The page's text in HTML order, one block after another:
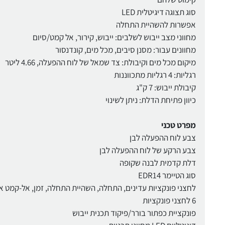
סוג תצוגה דיגיטלית LED
אפשרות להשהיית התחלה
מחווני מצב ייבוש לשלבים: ייבוש, קירור, אל קמט/סיום
מחוונים עבור: מסנן סיבים, מכל מים, קונדנסור
מיקום מכל מים וקיבולת: צד שמאל של לוח ההפעלה, 4.66 ליטר
רגליות: 4 רגליות מתכווננות
קיבולת ייבוש: 7 ק"ג
כיוון פתיחת הדלת: ניתן לשינוי
מפרט טכני
צבע לוח ההפעלה לבן
צבע הרקע של לוח ההפעלה לבן
דלת קדמית לבנה שקופה
סוג הטיימר EDR14
לחצני פונקציות עדינים, התחלה, השהיית התחלה, זמן, אל-קמט
6 לחצני פונקציות
פונקציית כפתור בורר/פיקוד תכנית ייבוש